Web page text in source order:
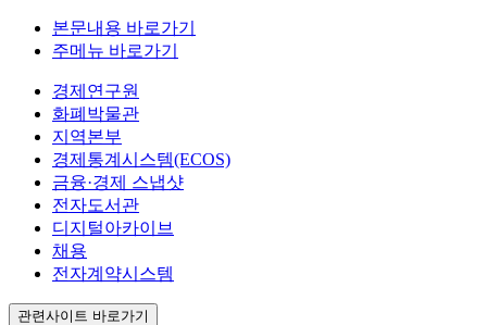
본문내용 바로가기
주메뉴 바로가기
경제연구원
화폐박물관
지역본부
경제통계시스템(ECOS)
금융·경제 스냅샷
전자도서관
디지털아카이브
채용
전자계약시스템
관련사이트 바로가기